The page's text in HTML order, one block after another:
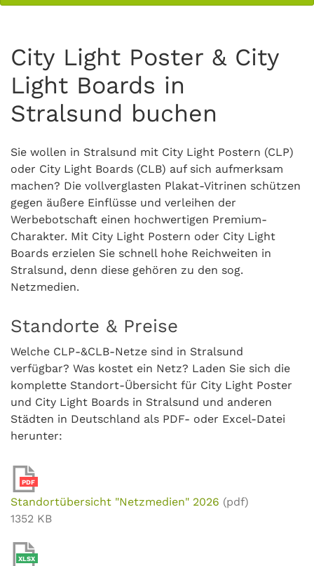
City Light Poster & City
Light Boards in
Stralsund buchen
Sie wollen in Stralsund mit City Light Postern (CLP)
oder City Light Boards (CLB) auf sich aufmerksam
machen? Die vollverglasten Plakat-Vitrinen schützen
gegen äußere Einflüsse und verleihen der
Werbebotschaft einen hochwertigen Premium-
Charakter. Mit City Light Postern oder City Light
Boards erzielen Sie schnell hohe Reichweiten in
Stralsund, denn diese gehören zu den sog.
Netzmedien.
Standorte & Preise
Welche CLP-&CLB-Netze sind in Stralsund
verfügbar? Was kostet ein Netz? Laden Sie sich die
komplette Standort-Übersicht für City Light Poster
und City Light Boards in Stralsund und anderen
Städten in Deutschland als PDF- oder Excel-Datei
herunter:
PDF
Standortübersicht "Netzmedien" 2026 (pdf)
1352 KB
XLSX